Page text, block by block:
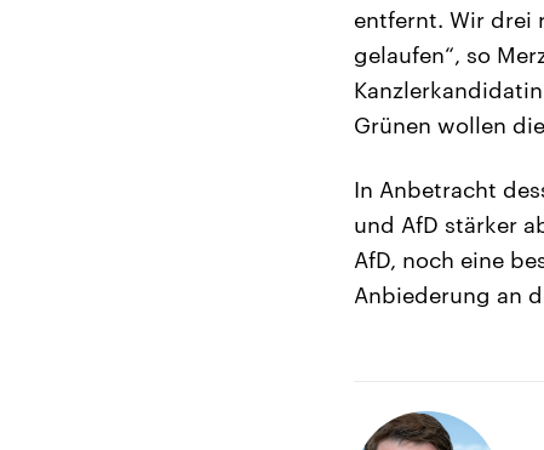
entfernt. Wir drei
gelaufen“, so
Grünen wollen
In Anbetracht
und AfD stärker
AfD, noch eine
Anbiederung an